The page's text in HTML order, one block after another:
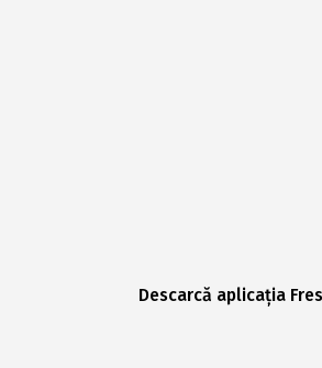
Descarcă aplicația